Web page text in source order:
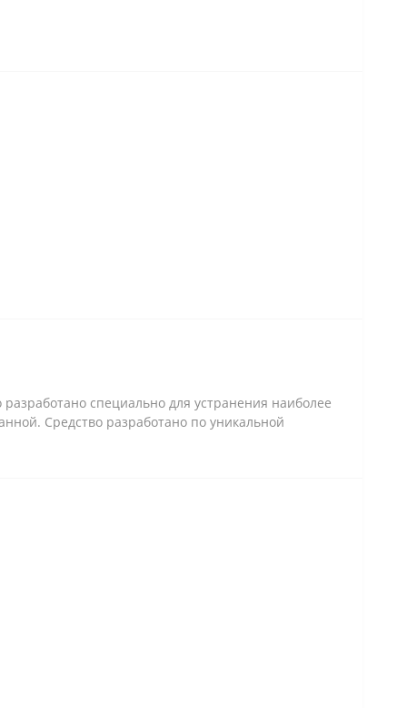
разработано специально для устранения наиболее
Средство разработано по уникальной